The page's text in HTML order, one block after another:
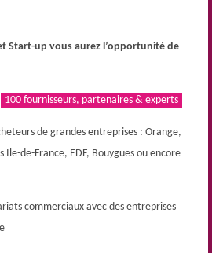
Start-up vous aurez l’opportunité de
100 fournisseurs, partenaires & experts
de grandes entreprises : Orange,
Ile-de-France, EDF, Bouygues ou encore
commerciaux avec des entreprises